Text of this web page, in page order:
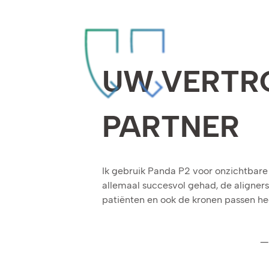
UW
PARTNER
Ik gebruik Panda P2 voor
allemaal succesvol gehad, de
patiënten en ook de kronen passen